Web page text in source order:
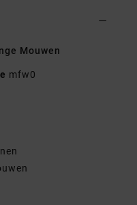
Mouwen
mfw0